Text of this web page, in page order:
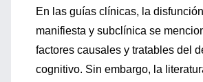
En las guías clínicas, la
manifiesta y subclínica se
factores causales y tratables del
cognitivo. Sin embargo, la